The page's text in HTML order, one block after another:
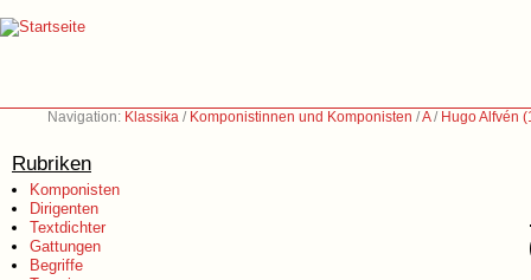
Navigation: Klassika / Komponistinnen und Komponisten /A/ Hugo Alfvén
Rubriken
Komponisten
Dirigenten
Textdichter
Gattungen
Begriffe